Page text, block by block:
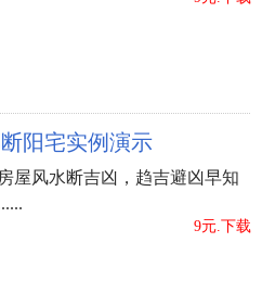
着自身的与人相处，以及
酥软顺滑整齐为好，倘若
就表述这个人脾气很臭，
度。殊不知有这样脸相特
重视分配权，具有不辞
阳宅实例演示
屋风水断吉凶，趋吉避凶早知
9元.下载